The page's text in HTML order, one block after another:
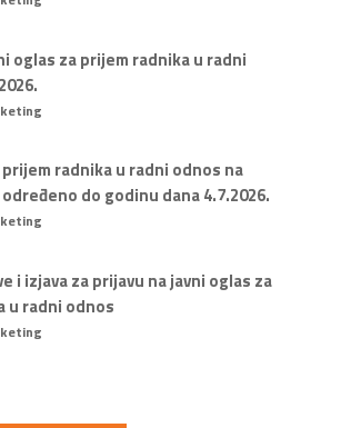
oglas za prijem radnika u radni
prijem radnika u radni odnos na
do godinu dana 4.7.2026.
i izjava za prijavu na javni oglas za
u radni odnos